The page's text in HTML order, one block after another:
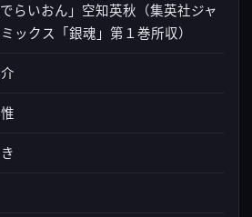
でらいおん」空知英秋（集英社ジャ
ックス「銀魂」第１巻所収）